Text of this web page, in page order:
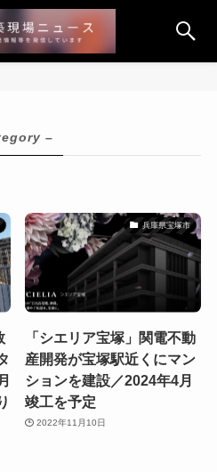
–
兵庫県宝塚市
「シエリア宝塚」関電不動
産開発が宝塚駅近くにマン
ションを建設／2024年4月
竣工を予定
2022年11月10日